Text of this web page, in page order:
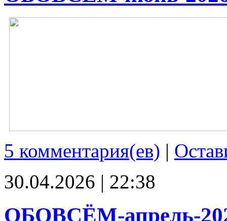
5 комментария(ев) |
30.04.2026 | 22:38
ОБОВСЁМ-апрель-